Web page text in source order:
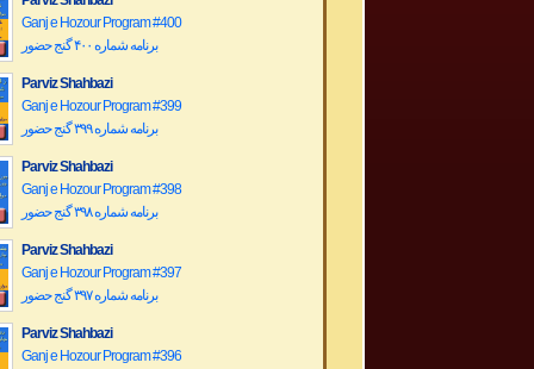
Ganj e Hozour Program #400
برنامه شماره ۴۰۰ گنج حضور
Parviz Shahbazi
Ganj e Hozour Program #399
برنامه شماره ۳۹۹ گنج حضور
Parviz Shahbazi
Ganj e Hozour Program #398
برنامه شماره ۳۹۸ گنج حضور
Parviz Shahbazi
Ganj e Hozour Program #397
برنامه شماره ۳۹۷ گنج حضور
Parviz Shahbazi
Ganj e Hozour Program #396